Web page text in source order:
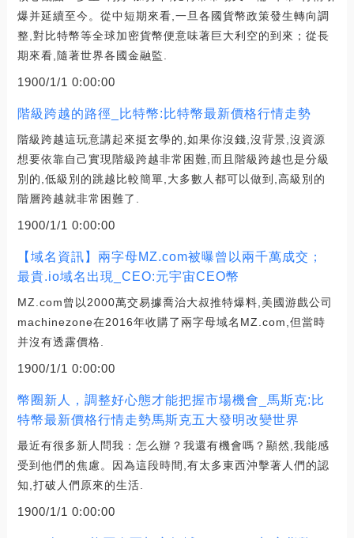
爆并延續至今。從中短期來看,一旦各國貨幣政策發生轉向調
整,對比特幣等全球加密貨幣便意味著巨大利空的到來；從長
期來看,隨著世界各國金融監.
1900/1/1 0:00:00
階級跨越的路徑_比特幣:比特幣最新價格行情走勢
階級跨越這玩意講起來挺玄學的,如果你沒錢,沒背景,沒資源
想要依靠自己實現階級跨越非常困難,而且階級跨越也是分級
別的,低級別的跳越比較簡單,大多數人都可以做到,高級別的
階層跨越就非常困難了.
1900/1/1 0:00:00
【域名資訊】兩字母MZ.com被曝曾以兩千萬成交；
最貴.io域名出現_CEO:元宇宙CEO幣
MZ.com曾以2000萬交易據喬治大叔推特爆料,美國游戲公司
machinezone在2016年收購了兩字母域名MZ.com,但當時
并沒有透露價格.
1900/1/1 0:00:00
幣圈新人，調整好心態才能把握市場機會_馬斯克:比
特幣最新價格行情走勢馬斯克五大發明改變世界
最近有很多新人問我：怎么辦？我還有機會嗎？顯然,我能感
受到他們的焦慮。因為這段時間,有太多東西沖擊著人們的認
知,打破人們原來的生活.
1900/1/1 0:00:00